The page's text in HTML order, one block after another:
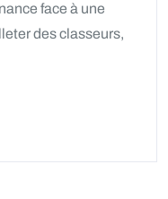
face à une
des classeurs,